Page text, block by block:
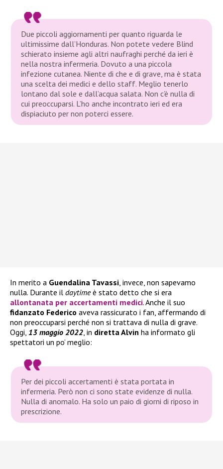
Due piccoli aggiornamenti per quanto riguarda le
ultimissime dall’Honduras. Non potete vedere Blind
schierato insieme agli altri naufraghi perché da ieri è
nella nostra infermeria. Dovuto a una piccola
infezione cutanea. Niente di che e di grave, ma è stata
una scelta dei medici e dello staff. Meglio tenerlo
lontano dal sole e dall’acqua salata. Non c’è nulla di
cui preoccuparsi. L’ho anche incontrato ieri ed era
dispiaciuto per non poterci essere.
In merito a Guendalina Tavassi , invece, non sapevamo
nulla. Durante il daytimeè stato detto che si era
allontanata per accertamenti medici. Anche il suo
fidanzato Federico aveva rassicurato i fan, affermando di
non preoccuparsi perché non si trattava di nulla di grave.
Oggi, 13 maggio 2022 , in diretta Alvin ha informato gli
spettatori un po’ meglio:
Per dei piccoli accertamenti è stata portata in
infermeria. Però non ci sono state evidenze di nulla.
Nulla di anomalo. Ha solo un paio di giorni di riposo in
prescrizione.